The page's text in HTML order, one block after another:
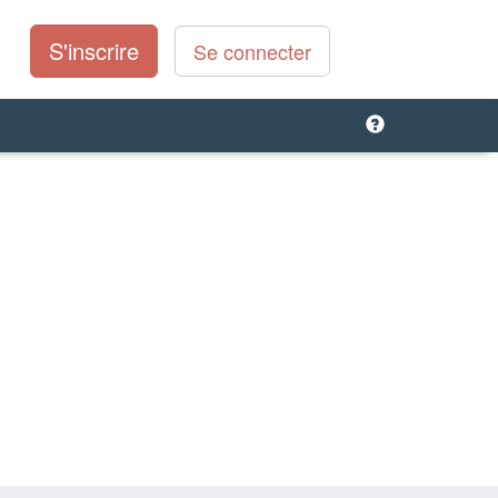
S'inscrire Se connecter